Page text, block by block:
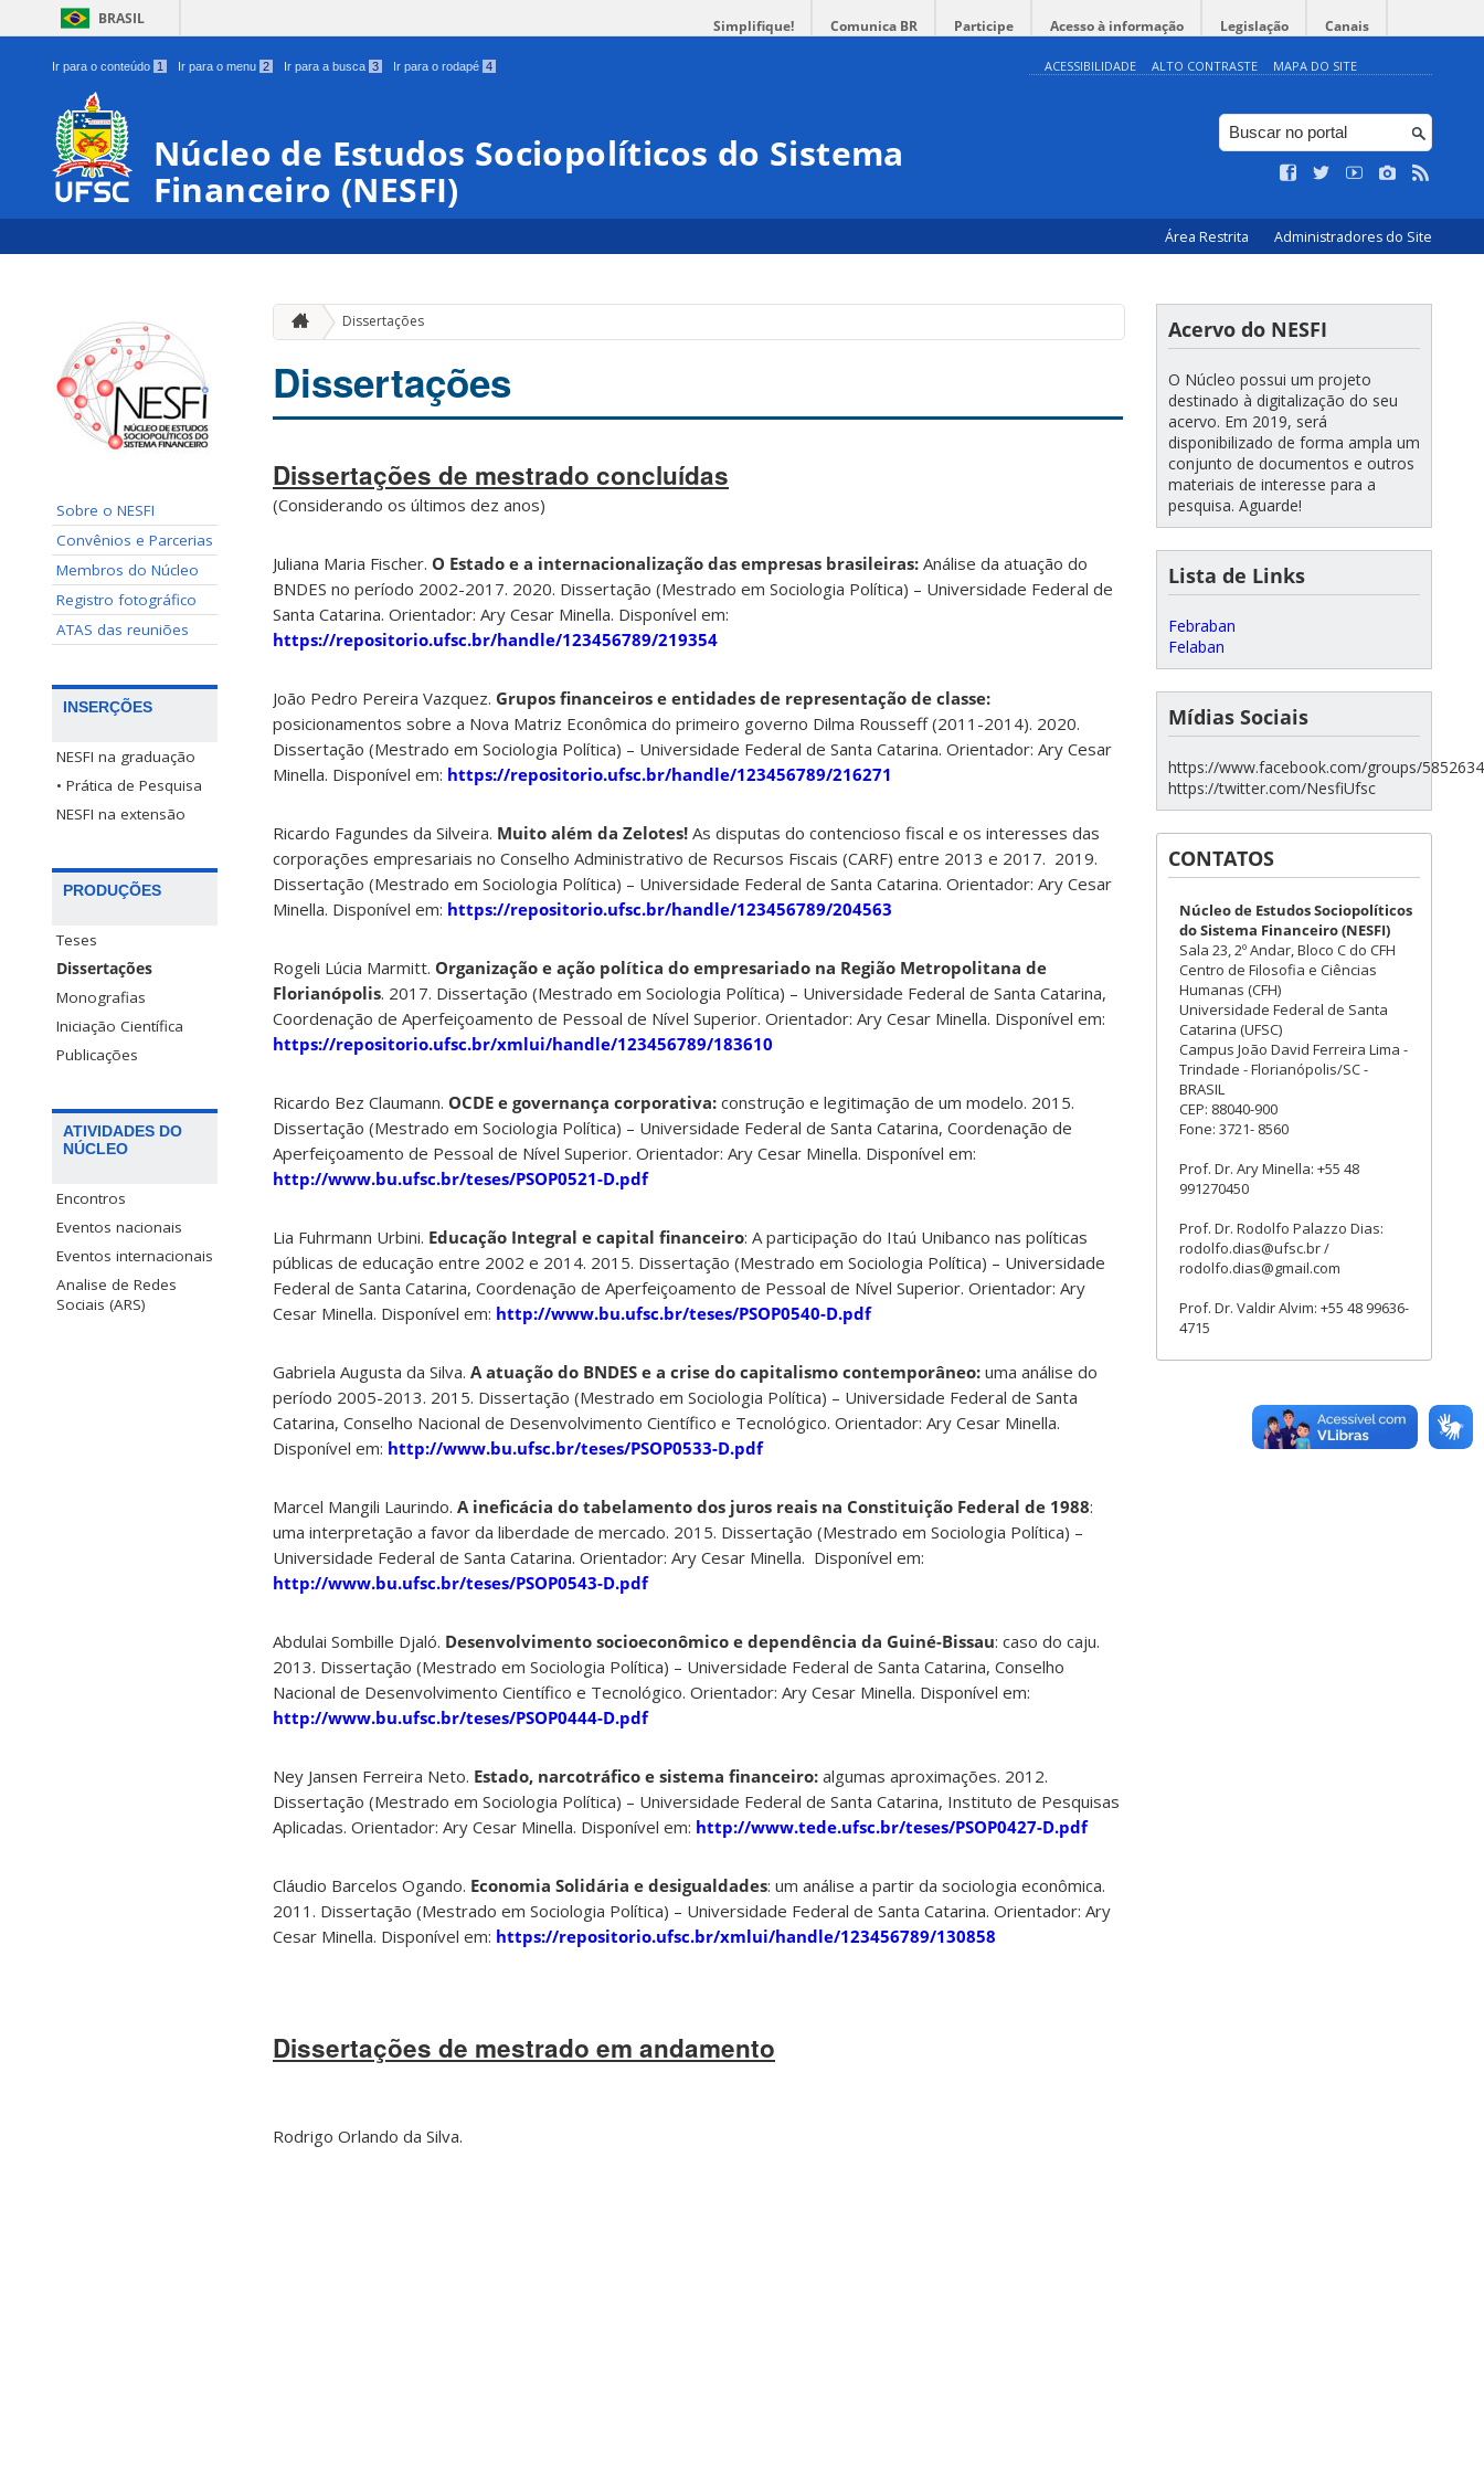
BRASIL Simplifique! Comunica BR Participe Acesso à informação Legislação Canais
Ir para o conteúdo 1 Ir para o menu 2 Ir para a busca 3 Ir para o rodapé 4 ACESSIBILIDADE ALTO CONTRASTE MAPA DO SITE
Núcleo de Estudos Sociopolíticos do Sistema
Financeiro (NESFI)
Área Restrita Administradores do Site
Sobre o NESFI
Convênios e Parcerias
Membros do Núcleo
Registro fotográfico
ATAS das reuniões
INSERÇÕES
NESFI na graduação
• Prática de Pesquisa
NESFI na extensão
PRODUÇÕES
Teses
Dissertações
Monografias
Iniciação Científica
Publicações
ATIVIDADES DO
NÚCLEO
Encontros
Eventos nacionais
Eventos internacionais
Analise de Redes
Sociais (ARS)
Dissertações
Dissertações
Dissertações de mestrado concluídas
(Considerando os últimos dez anos)
Juliana Maria Fischer. O Estado e a internacionalização das empresas brasileiras: Análise da atuação do
BNDES no período 2002-2017. 2020. Dissertação (Mestrado em Sociologia Política) – Universidade Federal de
Santa Catarina. Orientador: Ary Cesar Minella. Disponível em:
https://repositorio.ufsc.br/handle/123456789/219354
João Pedro Pereira Vazquez. Grupos financeiros e entidades de representação de classe:
posicionamentos sobre a Nova Matriz Econômica do primeiro governo Dilma Rousseff (2011-2014). 2020.
Dissertação (Mestrado em Sociologia Política) – Universidade Federal de Santa Catarina. Orientador: Ary Cesar
Minella. Disponível em: https://repositorio.ufsc.br/handle/123456789/216271
Ricardo Fagundes da Silveira. Muito além da Zelotes! As disputas do contencioso fiscal e os interesses das
corporações empresariais no Conselho Administrativo de Recursos Fiscais (CARF) entre 2013 e 2017. 2019.
Dissertação (Mestrado em Sociologia Política) – Universidade Federal de Santa Catarina. Orientador: Ary Cesar
Minella. Disponível em: https://repositorio.ufsc.br/handle/123456789/204563
Rogeli Lúcia Marmitt. Organização e ação política do empresariado na Região Metropolitana de
Florianópolis. 2017. Dissertação (Mestrado em Sociologia Política) – Universidade Federal de Santa Catarina,
Coordenação de Aperfeiçoamento de Pessoal de Nível Superior. Orientador: Ary Cesar Minella. Disponível em:
https://repositorio.ufsc.br/xmlui/handle/123456789/183610
Ricardo Bez Claumann. OCDE e governança corporativa: construção e legitimação de um modelo. 2015.
Dissertação (Mestrado em Sociologia Política) – Universidade Federal de Santa Catarina, Coordenação de
Aperfeiçoamento de Pessoal de Nível Superior. Orientador: Ary Cesar Minella. Disponível em:
http://www.bu.ufsc.br/teses/PSOP0521-D.pdf
Lia Fuhrmann Urbini. Educação Integral e capital financeiro: A participação do Itaú Unibanco nas políticas
públicas de educação entre 2002 e 2014. 2015. Dissertação (Mestrado em Sociologia Política) – Universidade
Federal de Santa Catarina, Coordenação de Aperfeiçoamento de Pessoal de Nível Superior. Orientador: Ary
Cesar Minella. Disponível em: http://www.bu.ufsc.br/teses/PSOP0540-D.pdf
Gabriela Augusta da Silva. A atuação do BNDES e a crise do capitalismo contemporâneo: uma análise do
período 2005-2013. 2015. Dissertação (Mestrado em Sociologia Política) – Universidade Federal de Santa
Catarina, Conselho Nacional de Desenvolvimento Científico e Tecnológico. Orientador: Ary Cesar Minella.
Disponível em: http://www.bu.ufsc.br/teses/PSOP0533-D.pdf
Marcel Mangili Laurindo. A ineficácia do tabelamento dos juros reais na Constituição Federal de 1988:
uma interpretação a favor da liberdade de mercado. 2015. Dissertação (Mestrado em Sociologia Política) –
Universidade Federal de Santa Catarina. Orientador: Ary Cesar Minella. Disponível em:
http://www.bu.ufsc.br/teses/PSOP0543-D.pdf
Abdulai Sombille Djaló. Desenvolvimento socioeconômico e dependência da Guiné-Bissau: caso do caju.
2013. Dissertação (Mestrado em Sociologia Política) – Universidade Federal de Santa Catarina, Conselho
Nacional de Desenvolvimento Científico e Tecnológico. Orientador: Ary Cesar Minella. Disponível em:
http://www.bu.ufsc.br/teses/PSOP0444-D.pdf
Ney Jansen Ferreira Neto. Estado, narcotráfico e sistema financeiro: algumas aproximações. 2012.
Dissertação (Mestrado em Sociologia Política) – Universidade Federal de Santa Catarina, Instituto de Pesquisas
Aplicadas. Orientador: Ary Cesar Minella. Disponível em: http://www.tede.ufsc.br/teses/PSOP0427-D.pdf
Cláudio Barcelos Ogando. Economia Solidária e desigualdades: um análise a partir da sociologia econômica.
2011. Dissertação (Mestrado em Sociologia Política) – Universidade Federal de Santa Catarina. Orientador: Ary
Cesar Minella. Disponível em: https://repositorio.ufsc.br/xmlui/handle/123456789/130858
Dissertações de mestrado em andamento
Rodrigo Orlando da Silva.
Acervo do NESFI
O Núcleo possui um projeto
destinado à digitalização do seu
acervo. Em 2019, será
disponibilizado de forma ampla um
conjunto de documentos e outros
materiais de interesse para a
pesquisa. Aguarde!
Lista de Links
Febraban
Felaban
Mídias Sociais
https://www.facebook.com/groups/
https://twitter.com/NesfiUfsc
CONTATOS
Núcleo de Estudos Sociopolíticos
do Sistema Financeiro (NESFI)
Sala 23, 2º Andar, Bloco C do CFH
Centro de Filosofia e Ciências
Humanas (CFH)
Universidade Federal de Santa
Catarina (UFSC)
Campus João David Ferreira Lima -
Trindade - Florianópolis/SC -
BRASIL
CEP: 88040-900
Fone: 3721- 8560
Prof. Dr. Ary Minella: +55 48
991270450
Prof. Dr. Rodolfo Palazzo Dias:
rodolfo.dias@ufsc.br /
rodolfo.dias@gmail.com
Prof. Dr. Valdir Alvim: +55 48 99636-
4715